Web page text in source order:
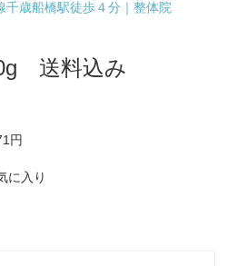
千歳船橋駅徒歩４分｜整体院
送料込み
円
に入り